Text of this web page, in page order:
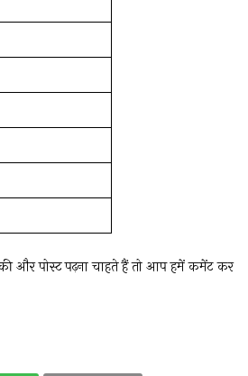
और पोस्ट पढ़ना चाहते हैं तो आप हमें कमेंट कर